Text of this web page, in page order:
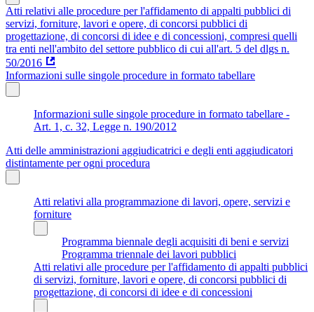
Atti relativi alle procedure per l'affidamento di appalti pubblici di
servizi, forniture, lavori e opere, di concorsi pubblici di
progettazione, di concorsi di idee e di concessioni, compresi quelli
tra enti nell'ambito del settore pubblico di cui all'art. 5 del dlgs n.
50/2016
Informazioni sulle singole procedure in formato tabellare
Informazioni sulle singole procedure in formato tabellare -
Art. 1, c. 32, Legge n. 190/2012
Atti delle amministrazioni aggiudicatrici e degli enti aggiudicatori
distintamente per ogni procedura
Atti relativi alla programmazione di lavori, opere, servizi e
forniture
Programma biennale degli acquisiti di beni e servizi
Programma triennale dei lavori pubblici
Atti relativi alle procedure per l'affidamento di appalti pubblici
di servizi, forniture, lavori e opere, di concorsi pubblici di
progettazione, di concorsi di idee e di concessioni